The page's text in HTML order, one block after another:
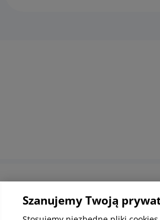
Informacje korporacyjne
Szanujemy Twoją